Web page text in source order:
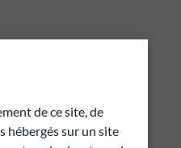
de ce site, de
hébergés sur un site